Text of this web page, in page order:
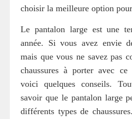
choisir la meilleure option
Le pantalon large est une
année. Si vous avez envie
mais que vous ne savez pas
chaussures à porter avec
voici quelques conseils.
savoir que le pantalon large
différents types de